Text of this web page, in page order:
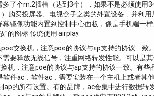
了个m.2插槽（达到3个），如果不是必须使
购买投屏器、电视盒子之类的外置设备，并利
镜像功能内置到控制中心面板，像是手机端一
”的图标 传统使用 airplay.
交换机，注意poe的协议与ap支持的协议一
要释放无线信号，注重网络转发性能。可以是
机，注意poe的协议与ap支持的协议一致。有
件ac，软件ac，需要安装在一个主机上或者
ap的所有设置。有的品牌，ac会集中进行数据